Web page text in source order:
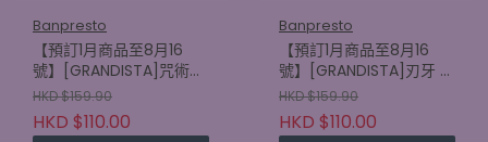
Banpresto
【預訂1月商品至8月16
號】[GRANDISTA]咒術迴
戰 宿儺
(4573102749208)
HKD $159.90
HKD $110.00
Banpresto
【預訂1月商品至8月16
號】[GRANDISTA]刃牙 比
斯凱特·奧利華
(4573102749154)
HKD $159.90
HKD $110.00